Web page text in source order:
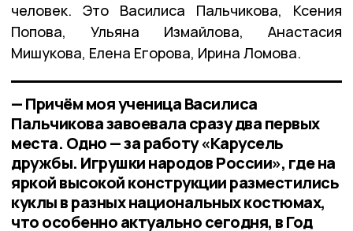
человек. Это Василиса Пальчикова, Ксения
Попова, Ульяна Измайлова, Анастасия
Мишукова, Елена Егорова, Ирина Ломова.
— Причём моя ученица Василиса
Пальчикова завоевала сразу два первых
места. Одно — за работу «Карусель
дружбы. Игрушки народов России», где на
яркой высокой конструкции разместились
куклы в разных национальных костюмах,
что особенно актуально сегодня, в Год